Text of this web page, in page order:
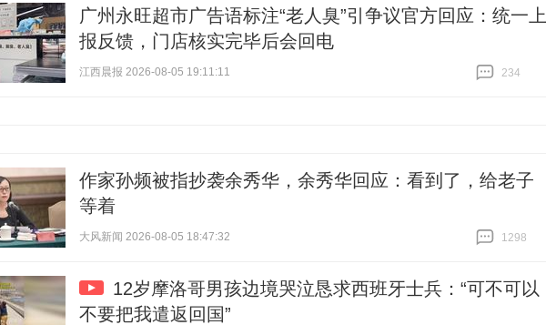
广州永旺超市广告语标注“老人臭”引争议官方回应：统一上
报反馈，门店核实完毕后会回电
江西晨报 2026-08-05 19:11:11
234
作家孙频被指抄袭余秀华，余秀华回应：看到了，给老子
等着
大风新闻 2026-08-05 18:47:32
1298
12岁摩洛哥男孩边境哭泣恳求西班牙士兵：“可不可以
不要把我遣返回国”